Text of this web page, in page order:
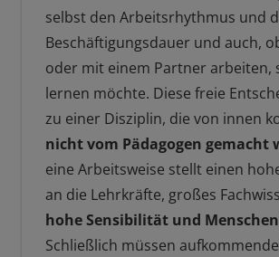
selbst den Arbeitsrhythmus und
Beschäftigungsdauer und auch,
oder mit einem Partner arbeiten,
lernen möchte. Diese freie
zu einer Disziplin, die von innen
nicht vom Pädagogen gemacht
eine Arbeitsweise stellt einen
an die Lehrkräfte, großes
hohe Sensibilität und
Schließlich müssen